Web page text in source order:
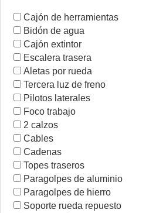
Cajón de herramientas
Bidón de agua
Cajón extintor
Escalera trasera
Aletas por rueda
Tercera luz de freno
Pilotos laterales
Foco trabajo
2 calzos
Cables
Cadenas
Topes traseros
Paragolpes de aluminio
Paragolpes de hierro
Soporte rueda repuesto